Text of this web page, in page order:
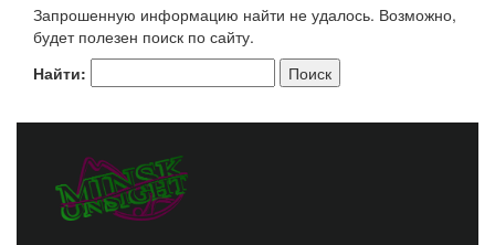
Запрошенную информацию найти не удалось. Возможно,
будет полезен поиск по сайту.
Найти: